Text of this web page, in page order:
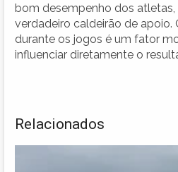
bom desempenho dos
verdadeiro caldeirão de apoio.
durante os jogos é um fator
influenciar diretamente o
Relacionados